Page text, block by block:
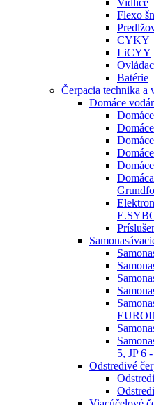
Flexo
CYKY
LiCYY
Batérie
Čerpacia technika a
Domáce
5, JP 6
Odstredivé